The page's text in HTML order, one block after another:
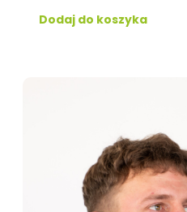
Dodaj do koszyka